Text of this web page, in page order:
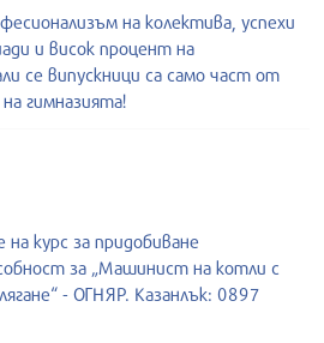
на колектива, успехи
и висок процент на
се випускници са само част от
гимназията!
на курс за придобиване
за „Машинист на котли с
- ОГНЯР. Казанлък: 0897